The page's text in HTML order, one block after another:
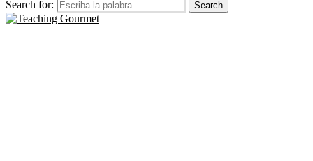
Search for: Search